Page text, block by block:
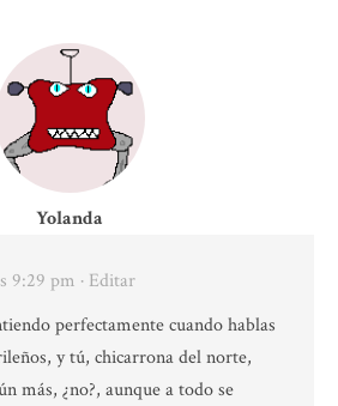
Yolanda
9:29 pm · Editar
perfectamente cuando hablas
y tú, chicarrona del norte,
más, ¿no?, aunque a todo se